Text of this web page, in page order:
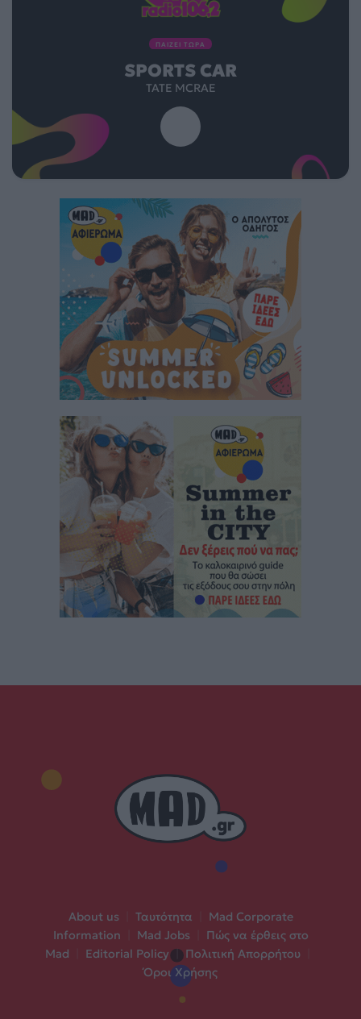
ΠΑΙΖΕΙ ΤΩΡΑ
SPORTS CAR
TATE MCRAE
About us Ταυτότητα
Mad Corporate
Information
Mad Jobs
Πώς να έρθεις στο
Mad
Editorial Policy Πολιτική Απορρήτου
Όροι Χρήσης